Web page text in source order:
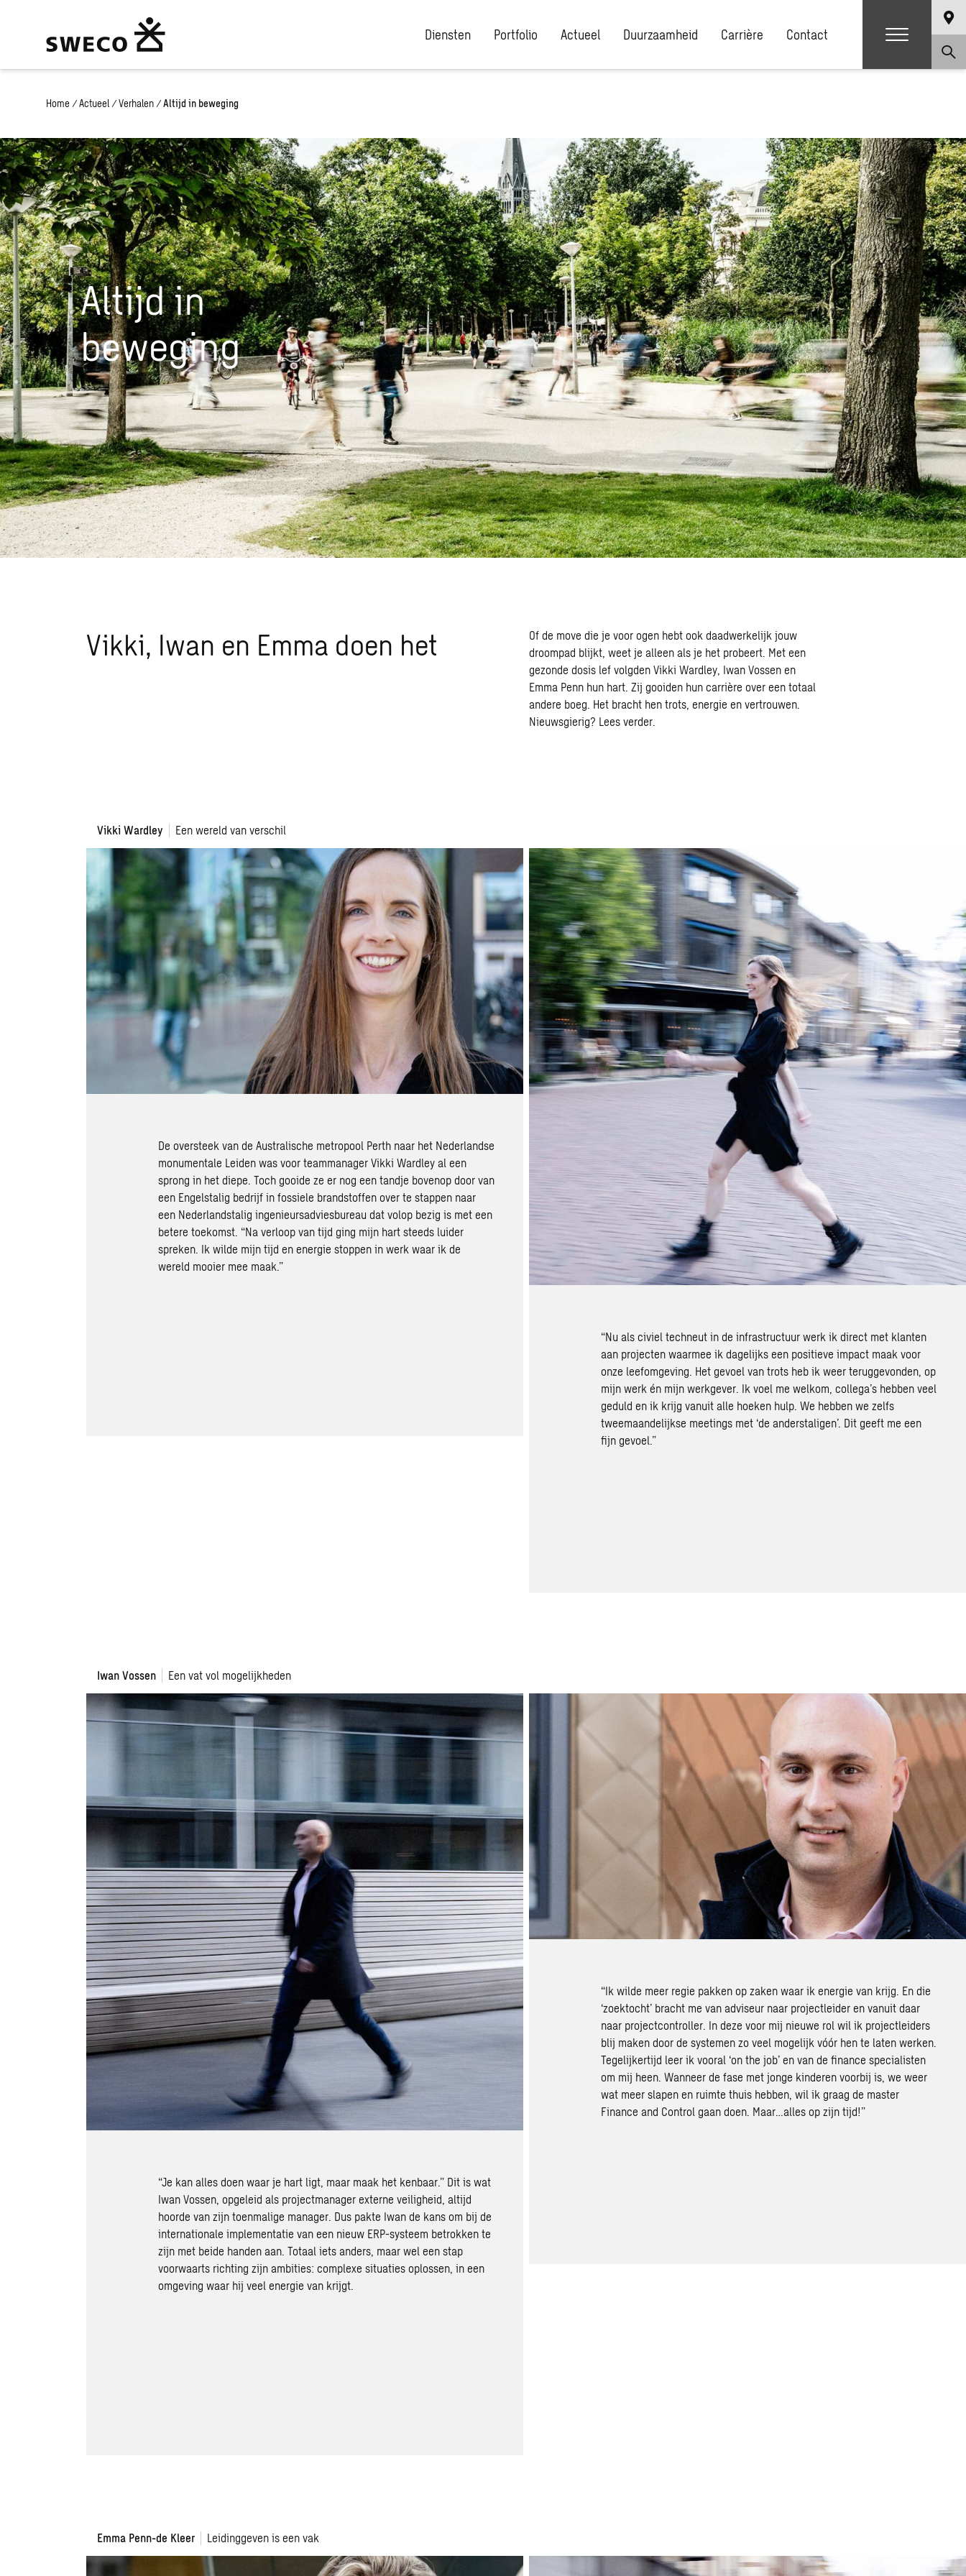
Diensten Portfolio Actueel Duurzaamheid Carrière Contact
Home / Actueel / Verhalen / Altijd in beweging
Altijd in
beweging
Vikki, Iwan en Emma doen het
Of de move die je voor ogen hebt ook daadwerkelijk jouw
droompad blijkt, weet je alleen als je het probeert. Met een
gezonde dosis lef volgden Vikki Wardley, Iwan Vossen en
Emma Penn hun hart. Zij gooiden hun carrière over een totaal
andere boeg. Het bracht hen trots, energie en vertrouwen.
Nieuwsgierig? Lees verder.
Vikki Wardley Een wereld van verschil
De oversteek van de Australische metropool Perth naar het Nederlandse
monumentale Leiden was voor teammanager Vikki Wardley al een
sprong in het diepe. Toch gooide ze er nog een tandje bovenop door van
een Engelstalig bedrijf in fossiele brandstoffen over te stappen naar
een Nederlandstalig ingenieursadviesbureau dat volop bezig is met een
betere toekomst. “Na verloop van tijd ging mijn hart steeds luider
spreken. Ik wilde mijn tijd en energie stoppen in werk waar ik de
wereld mooier mee maak.”
“Nu als civiel techneut in de infrastructuur werk ik direct met klanten
aan projecten waarmee ik dagelijks een positieve impact maak voor
onze leefomgeving. Het gevoel van trots heb ik weer teruggevonden, op
mijn werk én mijn werkgever. Ik voel me welkom, collega’s hebben veel
geduld en ik krijg vanuit alle hoeken hulp. We hebben we zelfs
tweemaandelijkse meetings met ‘de anderstaligen’. Dit geeft me een
fijn gevoel.”
Iwan Vossen Een vat vol mogelijkheden
“Je kan alles doen waar je hart ligt, maar maak het kenbaar.” Dit is wat
Iwan Vossen, opgeleid als projectmanager externe veiligheid, altijd
hoorde van zijn toenmalige manager. Dus pakte Iwan de kans om bij de
internationale implementatie van een nieuw ERP-systeem betrokken te
zijn met beide handen aan. Totaal iets anders, maar wel een stap
voorwaarts richting zijn ambities: complexe situaties oplossen, in een
omgeving waar hij veel energie van krijgt.
“Ik wilde meer regie pakken op zaken waar ik energie van krijg. En die
‘zoektocht’ bracht me van adviseur naar projectleider en vanuit daar
naar projectcontroller. In deze voor mij nieuwe rol wil ik projectleiders
blij maken door de systemen zo veel mogelijk vóór hen te laten werken.
Tegelijkertijd leer ik vooral ‘on the job’ en van de finance specialisten
om mij heen. Wanneer de fase met jonge kinderen voorbij is, we weer
wat meer slapen en ruimte thuis hebben, wil ik graag de master
Finance and Control gaan doen. Maar…alles op zijn tijd!”
Emma Penn-de Kleer Leidinggeven is een vak